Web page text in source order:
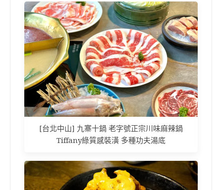
[台北中山] 九寨十鍋 老字號正宗川味麻辣鍋
Tiffany綠質感裝潢 多種功夫湯底